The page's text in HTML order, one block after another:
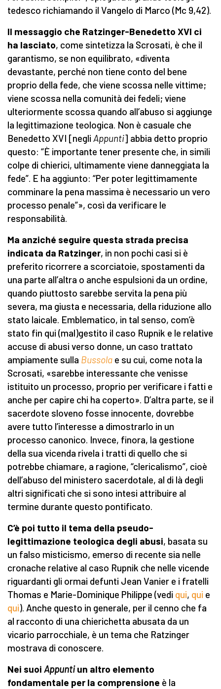
tedesco richiamando il Vangelo di Marco (Mc 9,42).
Il messaggio che Ratzinger-Benedetto XVI ci
ha lasciato, come sintetizza la Scrosati, è che il
garantismo, se non equilibrato, «diventa
devastante, perché non tiene conto del bene
proprio della fede, che viene scossa nelle vittime;
viene scossa nella comunità dei fedeli; viene
ulteriormente scossa quando all’abuso si aggiunge
la legittimazione teologica. Non è casuale che
Benedetto XVI [negli Appunti] abbia detto proprio
questo: “È importante tener presente che, in simili
colpe di chierici, ultimamente viene danneggiata la
fede”. E ha aggiunto: “Per poter legittimamente
comminare la pena massima è necessario un vero
processo penale”», così da verificare le
responsabilità.
Ma anziché seguire questa strada precisa
indicata da Ratzinger, in non pochi casi si è
preferito ricorrere a scorciatoie, spostamenti da
una parte all’altra o anche espulsioni da un ordine,
quando piuttosto sarebbe servita la pena più
severa, ma giusta e necessaria, della riduzione allo
stato laicale. Emblematico, in tal senso, com’è
stato fin qui (mal)gestito il caso Rupnik e le relative
accuse di abusi verso donne, un caso trattato
ampiamente sulla Bussola e su cui, come nota la
Scrosati, «sarebbe interessante che venisse
istituito un processo, proprio per verificare i fatti e
anche per capire chi ha coperto». D’altra parte, se il
sacerdote sloveno fosse innocente, dovrebbe
avere tutto l’interesse a dimostrarlo in un
processo canonico. Invece, finora, la gestione
della sua vicenda rivela i tratti di quello che si
potrebbe chiamare, a ragione, “clericalismo”, cioè
dell’abuso del ministero sacerdotale, al di là degli
altri significati che si sono intesi attribuire al
termine durante questo pontificato.
C’è poi tutto il tema della pseudo-
legittimazione teologica degli abusi, basata su
un falso misticismo, emerso di recente sia nelle
cronache relative al caso Rupnik che nelle vicende
riguardanti gli ormai defunti Jean Vanier e i fratelli
Thomas e Marie-Dominique Philippe (vedi qui, qui e
qui). Anche questo in generale, per il cenno che fa
al racconto di una chierichetta abusata da un
vicario parrocchiale, è un tema che Ratzinger
mostrava di conoscere.
Nei suoi Appuntiun altro elemento
fondamentale per la comprensione è la